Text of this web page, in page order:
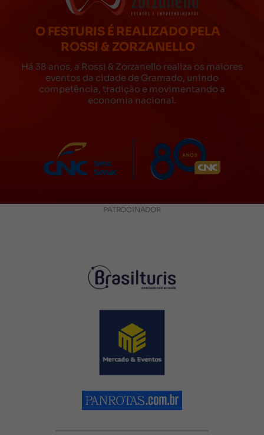
O FESTURIS É REALIZADO PELA
ROSSI & ZORZANELLO
Há 38 anos, a Rossi & Zorzanello realiza os maiores
eventos da cidade de Gramado, unindo
competência, tradição e movimentando a
economia nacional.
PATROCINADOR